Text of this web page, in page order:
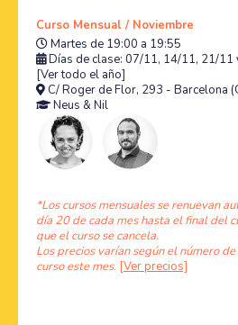
Curso Mensual / Noviembre
Martes de 19:00 a 19:55
Días de clase: 07/11, 14/11, 21/11
[Ver todo el año]
C/ Roger de Flor, 293 - Barcelona
Neus & Nil
*Los cursos mensuales se renuevan
día 20 de cada mes hasta el final del
que el curso se cancela.
Los precios varían según el número
curso este mes. [Ver precios]